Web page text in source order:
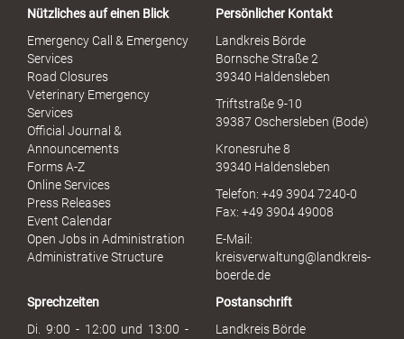
u
Nützliches auf einen Blick
Emergency Call & Emergency
Services
Road Closures
Veterinary Emergency
Services
Official Journal &
Announcements
Forms A-Z
Online Services
Press Releases
Event Calendar
Open Jobs in Administration
Administrative Structure
Persönlicher Kontakt
Landkreis Börde
Bornsche Straße 2
39340 Haldensleben
Triftstraße 9-10
39387 Oschersleben (Bode)
Kronesruhe 8
39340 Haldensleben
Telefon: +49 3904 7240-0
Fax: +49 3904 49008
E-Mail:
kreisverwaltung@landkreis-
boerde.de
Sprechzeiten
Di. 9:00 - 12:00 und 13:00 -
Postanschrift
Landkreis Börde